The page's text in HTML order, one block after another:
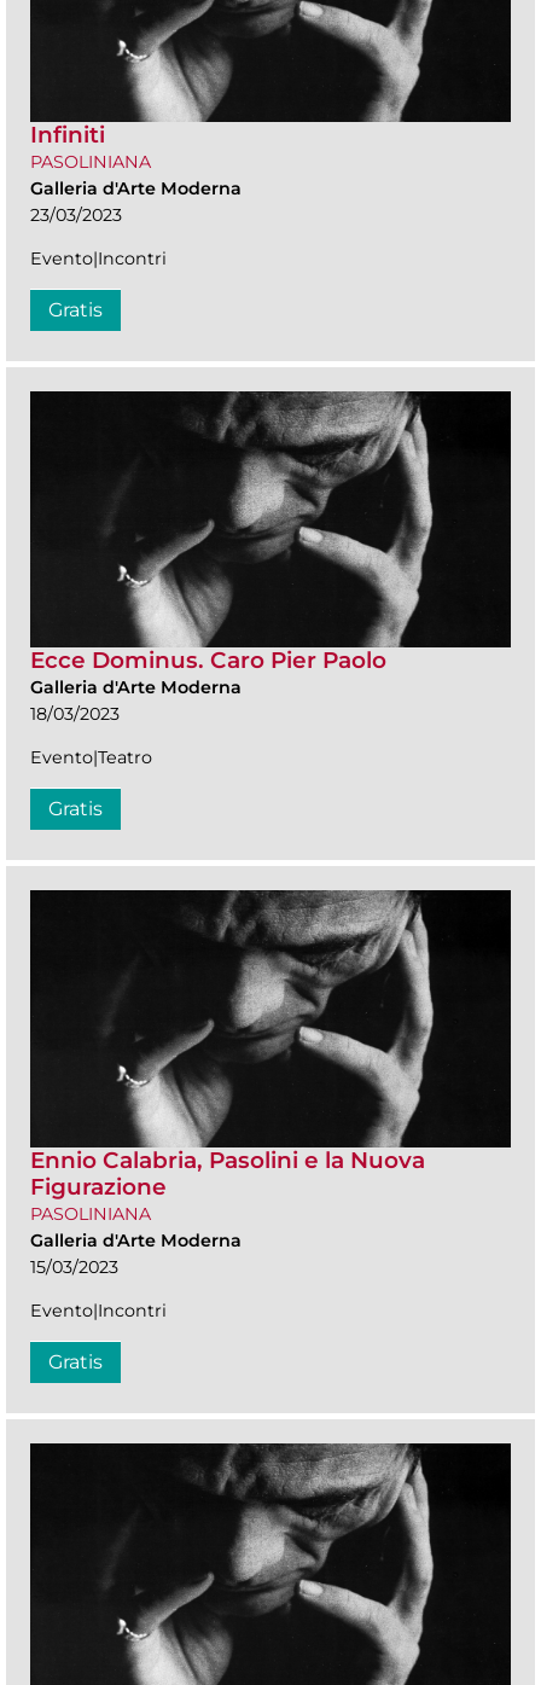
Infiniti
PASOLINIANA
Galleria d'Arte Moderna
23/03/2023
Evento|Incontri
Gratis
Ecce Dominus. Caro Pier Paolo
Galleria d'Arte Moderna
18/03/2023
Evento|Teatro
Gratis
Ennio Calabria, Pasolini e la Nuova
Figurazione
PASOLINIANA
Galleria d'Arte Moderna
15/03/2023
Evento|Incontri
Gratis